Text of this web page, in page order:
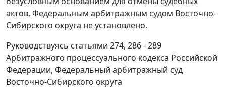
актов, Федеральным арбитражным судом Восточно-
Сибирского округа не установлено.
Руководствуясь статьями 274, 286 - 289
Арбитражного процессуального кодекса Российской
Федерации, Федеральный арбитражный суд
Восточно-Сибирского округа